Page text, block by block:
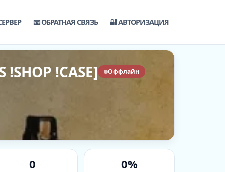
📧 ОБРАТНАЯ СВЯЗЬ 🔐 АВТОРИЗАЦИЯ
!CASE] Оффлайн
0 0%